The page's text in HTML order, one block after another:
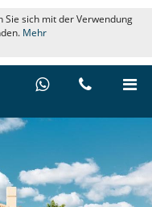
Sie sich mit der Verwendung
Mehr